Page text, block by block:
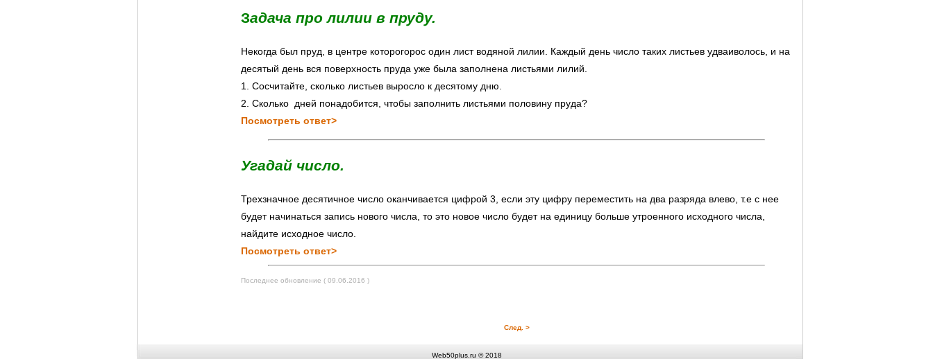
Задача про лилии в пруду.
Некогда был пруд, в центре которогорос один лист водяной лилии. Каждый день число таких листьев удваиволось, и на
десятый день вся поверхность пруда уже была заполнена листьями лилий.
1. Сосчитайте, сколько листьев выросло к десятому дню.
2. Сколько дней понадобится, чтобы заполнить листьями половину пруда?
Посмотреть ответ>
Угадай число.
Трехзначное десятичное число оканчивается цифрой 3, если эту цифру переместить на два разряда влево, т.е с нее
будет начинаться запись нового числа, то это новое число будет на единицу больше утроенного исходного числа,
найдите исходное число.
Посмотреть ответ>
Последнее обновление ( 09.06.2016 )
След. >
Web50plus.ru © 2018